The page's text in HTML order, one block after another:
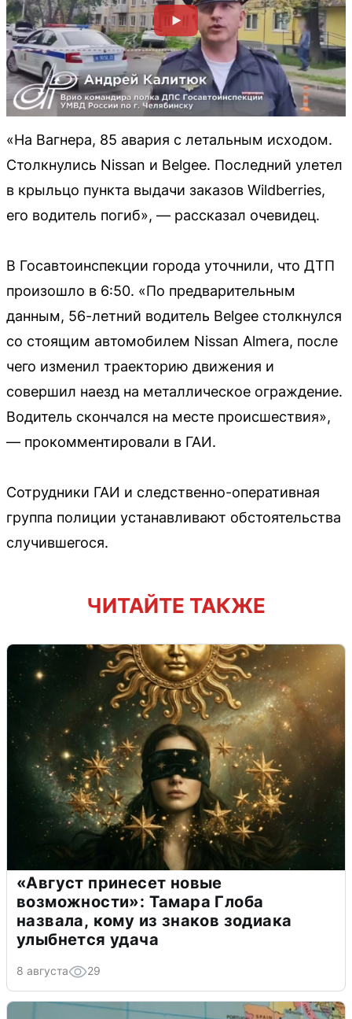
«На Вагнера, 85 авария с летальным исходом.
Столкнулись Nissan и Belgee. Последний улетел
в крыльцо пункта выдачи заказов Wildberries,
его водитель погиб», — рассказал очевидец.
В Госавтоинспекции города уточнили, что ДТП
произошло в 6:50. «По предварительным
данным, 56-летний водитель Belgee столкнулся
со стоящим автомобилем Nissan Almera, после
чего изменил траекторию движения и
совершил наезд на металлическое ограждение.
Водитель скончался на месте происшествия»,
— прокомментировали в ГАИ.
Сотрудники ГАИ и следственно-оперативная
группа полиции устанавливают обстоятельства
случившегося.
ЧИТАЙТЕ ТАКЖЕ
«Август принесет новые
возможности»: Тамара Глоба
назвала, кому из знаков зодиака
улыбнется удача
8 августа 29